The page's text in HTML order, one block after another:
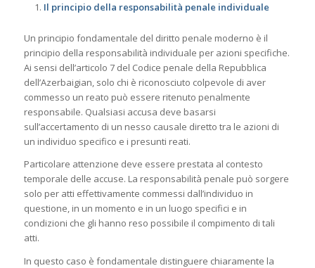
Il principio della responsabilità penale individuale
Un principio fondamentale del diritto penale moderno è il
principio della responsabilità individuale per azioni specifiche.
Ai sensi dell’articolo 7 del Codice penale della Repubblica
dell’Azerbaigian, solo chi è riconosciuto colpevole di aver
commesso un reato può essere ritenuto penalmente
responsabile. Qualsiasi accusa deve basarsi
sull’accertamento di un nesso causale diretto tra le azioni di
un individuo specifico e i presunti reati.
Particolare attenzione deve essere prestata al contesto
temporale delle accuse. La responsabilità penale può sorgere
solo per atti effettivamente commessi dall’individuo in
questione, in un momento e in un luogo specifici e in
condizioni che gli hanno reso possibile il compimento di tali
atti.
In questo caso è fondamentale distinguere chiaramente la